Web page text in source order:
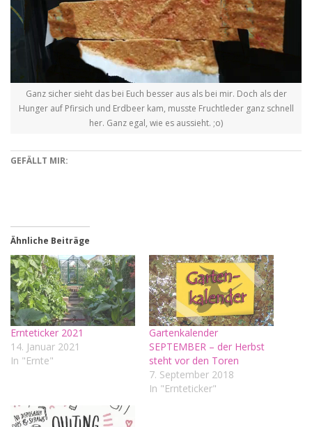
Ganz sicher sieht das bei Euch besser aus als bei mir. Doch als der
Hunger auf Pfirsich und Erdbeer kam, musste Fruchtleder ganz schnell
her. Ganz egal, wie es aussieht. ;o)
GEFÄLLT MIR:
Ähnliche Beiträge
Ernteticker 2021
14. Januar 2021
In "Ernte"
Gartenkalender
SEPTEMBER – der Herbst
steht vor den Toren
7. September 2018
In "Ernteticker"